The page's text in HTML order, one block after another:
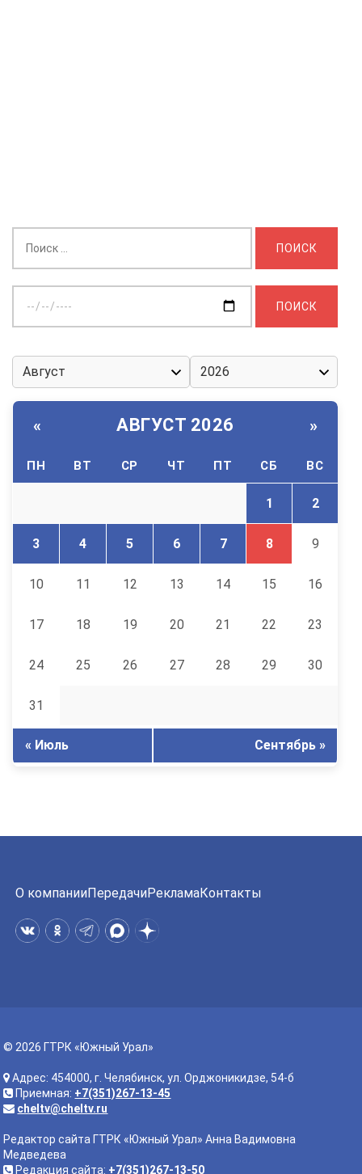
дату:
« АВГУСТ 2026 »
ПН ВТ СР ЧТ ПТ СБ ВС
1 2
3 4 5 6 7 8 9
10 11 12 13 14 15 16
17 18 19 20 21 22 23
24 25 26 27 28 29 30
31
« Июль Сентябрь »
О компанииПередачиРекламаКонтакты
© 2026 ГТРК «Южный Урал»
Адрес: 454000, г. Челябинск, ул. Орджоникидзе, 54-б
Приемная: +7(351)267-13-45
cheltv@cheltv.ru
Редактор сайта ГТРК «Южный Урал» Анна Вадимовна
Медведева
Редакция сайта: +7(351)267-13-50